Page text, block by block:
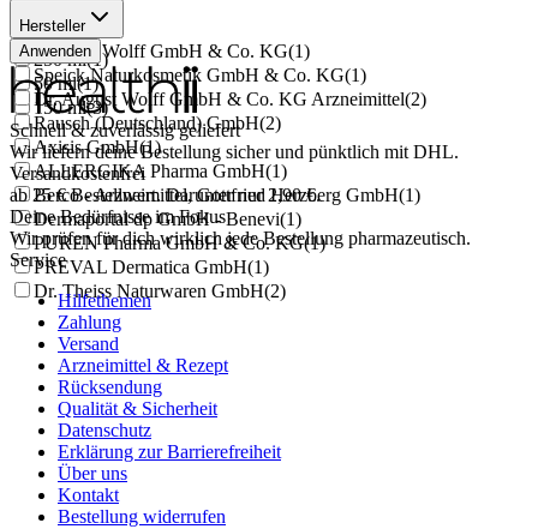
(8)
45 g(1)
250 ml(1)
50 ml(1)
150 ml(3)
Hersteller
Dr. Kurt Wolff GmbH & Co. KG(1)
Speick Naturkosmetik GmbH & Co. KG(1)
Dr. August Wolff GmbH & Co. KG Arzneimittel(2)
Rausch (Deutschland) GmbH(2)
Axisis GmbH(1)
ALLERGIKA Pharma GmbH(1)
Berco - Arzneimittel, Gottfried Herzberg GmbH(1)
Dermaportal dp GmbH - Benevi(1)
PUREN Pharma GmbH & Co. KG(1)
PREVAL Dermatica GmbH(1)
Dr. Theiss Naturwaren GmbH(2)
Anwenden
Schnell & zuverlässig geliefert
Wir liefern deine Bestellung sicher und pünktlich mitDHL.
Versandkostenfrei
ab25€Bestellwert. Darunter nur2,90€.
Deine Bedürfnisse im Fokus
Wir prüfen für dich wirklichjedeBestellung pharmazeutisch.
Service
Hilfethemen
Zahlung
Versand
Arzneimittel & Rezept
Rücksendung
Qualität & Sicherheit
Datenschutz
Erklärung zur Barrierefreiheit
Über uns
Kontakt
Bestellung widerrufen